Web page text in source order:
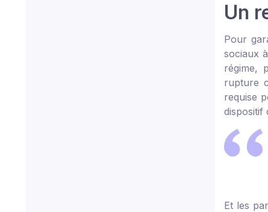
Un
Pour
sociaux
régime,
rupture
requise
dispositif
Et les